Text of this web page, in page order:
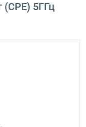
5ГГц